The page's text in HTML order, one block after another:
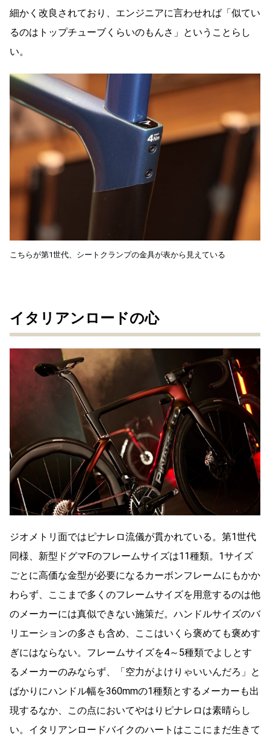
細かく改良されており、エンジニアに言わせれば「似てい
るのはトップチューブくらいのもんさ」ということらし
い。
こちらが第1世代、シートクランプの金具が表から見えている
イタリアンロードの心
ジオメトリ面ではピナレロ流儀が貫かれている。第1世代
同様、新型ドグマFのフレームサイズは11種類。1サイズ
ごとに高価な金型が必要になるカーボンフレームにもかか
わらず、ここまで多くのフレームサイズを用意するのは他
のメーカーには真似できない施策だ。ハンドルサイズのバ
リエーションの多さも含め、ここはいくら褒めても褒めす
ぎにはならない。フレームサイズを4～5種類でよしとす
るメーカーのみならず、「空力がよけりゃいいんだろ」と
ばかりにハンドル幅を360mmの1種類とするメーカーも出
現するなか、この点においてやはりピナレロは素晴らし
い。イタリアンロードバイクのハートはここにまだ生きて